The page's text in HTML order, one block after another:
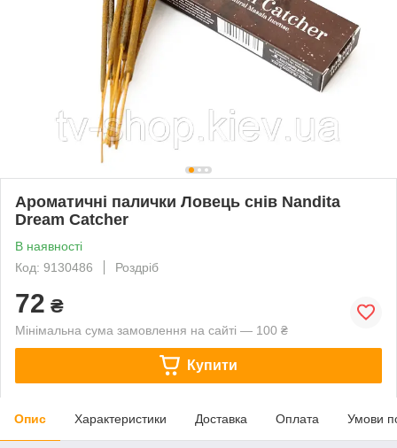
Ароматичні палички Ловець снів Nandita
Dream Catcher
В наявності
Код: 9130486
Роздріб
72 ₴
Мінімальна сума замовлення на сайті — 100 ₴
Купити
Опис Характеристики Доставка Оплата Умови